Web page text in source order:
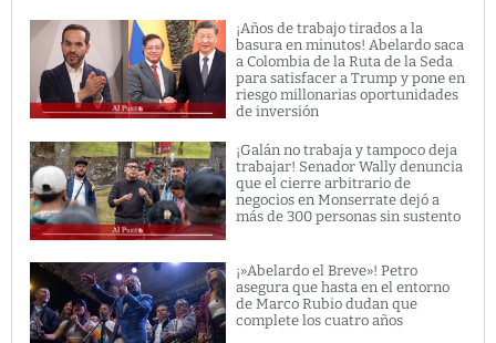
¡Años de trabajo tirados a la
basura en minutos! Abelardo saca
a Colombia de la Ruta de la Seda
para satisfacer a Trump y pone en
riesgo millonarias oportunidades
de inversión
¡Galán no trabaja y tampoco deja
trabajar! Senador Wally denuncia
que el cierre arbitrario de
negocios en Monserrate dejó a
más de 300 personas sin sustento
¡»Abelardo el Breve»! Petro
asegura que hasta en el entorno
de Marco Rubio dudan que
complete los cuatro años